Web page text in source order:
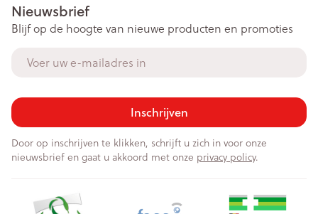
Nieuwsbrief
Blijf op de hoogte van nieuwe producten en promoties
Inschrijven
Door op inschrijven te klikken, schrijft u zich in voor onze
nieuwsbrief en gaat u akkoord met onze privacy policy.